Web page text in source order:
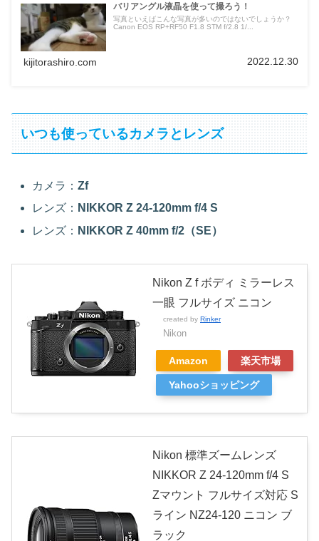
バリアングル液晶を使って撮ろう！
写真といえばこんな写真が多いのではないでしょうか？
Canon EOS RP+RF50 F1.8 STM f/2.8 1/...
kijitorashiro.com 2022.12.30
いつも使っているカメラとレンズ
カメラ：Zf
レンズ： NIKKOR Z 24-120mm f/4 S
レンズ： NIKKOR Z 40mm f/2（SE）
Nikon Z f ボディ ミラーレス
一眼 フルサイズ ニコン
created by Rinker
Nikon
Amazon 楽天市場
Yahooショッピング
Nikon 標準ズームレンズ
NIKKOR Z 24-120mm f/4 S
Zマウント フルサイズ対応 S
ライン NZ24-120 ニコン ブ
ラック